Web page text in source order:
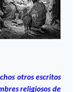
otros escritos
religiosos de